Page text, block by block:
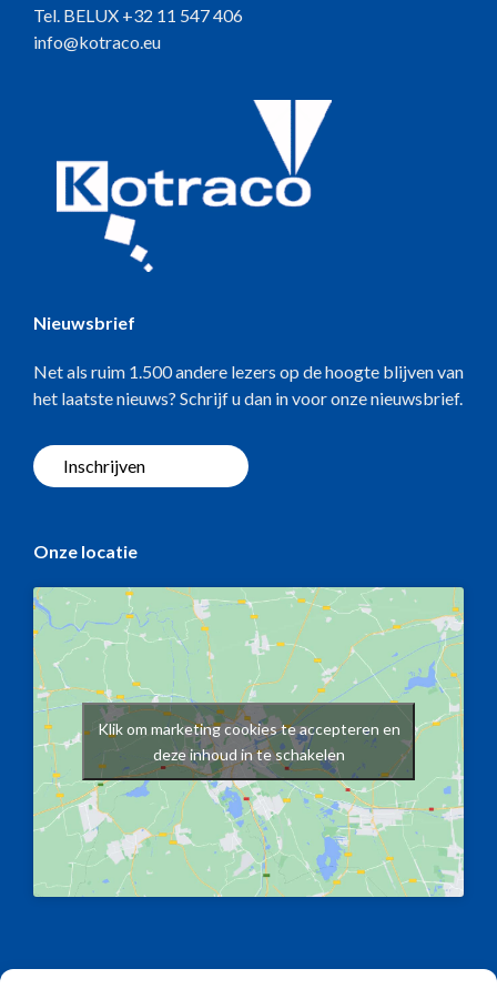
Tel. BELUX +32 11 547 406
info@kotraco.eu
Nieuwsbrief
Net als ruim 1.500 andere lezers op de hoogte blijven van
het laatste nieuws? Schrijf u dan in voor onze nieuwsbrief.
Inschrijven
Onze locatie
Klik om marketing cookies te accepteren en
deze inhoud in te schakelen